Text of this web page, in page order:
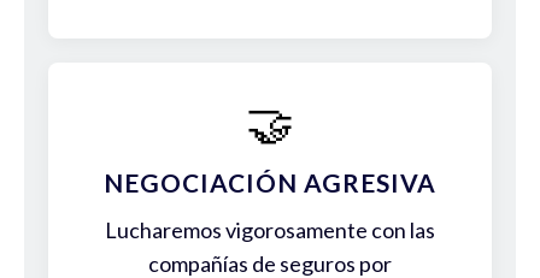
🤝
NEGOCIACIÓN AGRESIVA
Lucharemos vigorosamente con las
compañías de seguros por